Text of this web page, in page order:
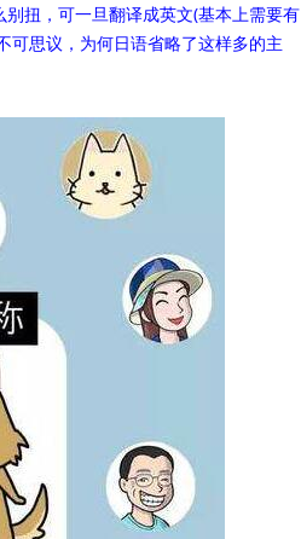
扭，可一旦翻译成英文(基本上需要有
可思议，为何日语省略了这样多的主